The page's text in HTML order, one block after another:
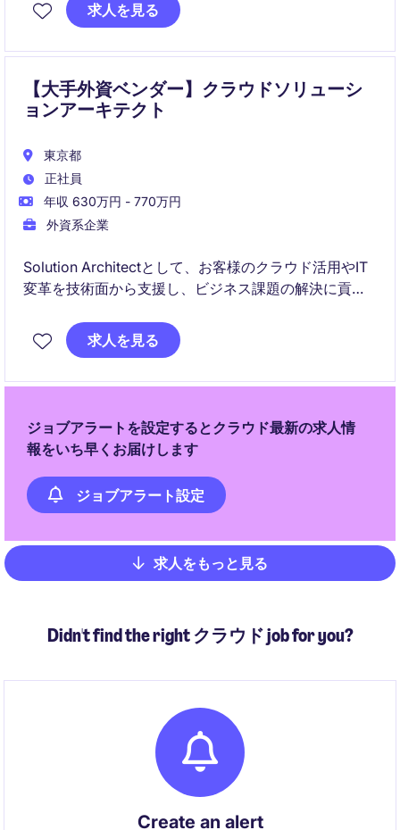
求人を見る
【大手外資ベンダー】クラウドソリューシ
ョンアーキテクト
東京都
正社員
年収 630万円 - 770万円
外資系企業
Solution Architectとして、お客様のクラウド活用やIT
変革を技術面から支援し、ビジネス課題の解決に貢献
クチャ設計、技術提案まで幅広く担当するポジション
です。
求人を見る
ジョブアラートを設定するとクラウド最新の求人情
報をいち早くお届けします
ジョブアラート設定
Pagination
求人をもっと見る
Didn't find the right クラウド job for you?
Create an alert